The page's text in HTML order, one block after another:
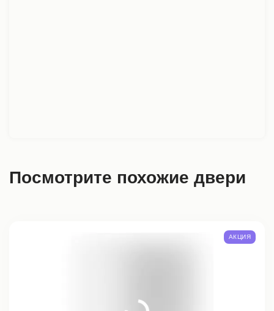
Посмотрите похожие двери
АКЦИЯ